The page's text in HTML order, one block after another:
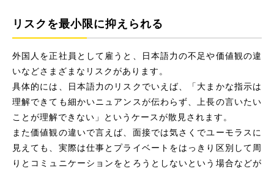
リスクを最小限に抑えられる
外国人を正社員として雇うと、日本語力の不足や価値観の違
いなどさまざまなリスクがあります。
具体的には、日本語力のリスクでいえば、「大まかな指示は
理解できても細かいニュアンスが伝わらず、上長の言いたい
ことが理解できない」というケースが散見されます。
また価値観の違いで言えば、面接では気さくでユーモラスに
見えても、実際は仕事とプライベートをはっきり区別して周
りとコミュニケーションをとろうとしないという場合などが